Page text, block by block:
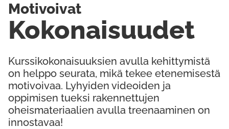
Kurssikokonaisuuksien avulla kehittymistä
on helppo seurata, mikä tekee etenemisestä
motivoivaa. Lyhyiden videoiden ja
oppimisen tueksi rakennettujen
oheismateriaalien avulla treenaaminen on
innostavaa!
Kokonaisuudet
Motivoivat